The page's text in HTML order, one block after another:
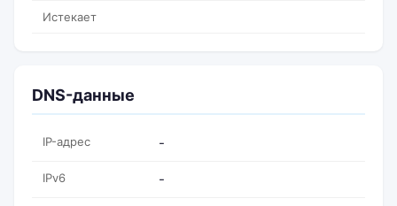
Истекает
DNS-данные
IP-адрес -
IPv6 -